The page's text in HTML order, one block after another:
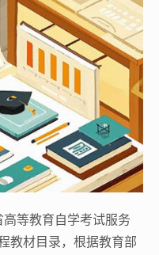
等教育自学考试服务
教材目录，根据教育部